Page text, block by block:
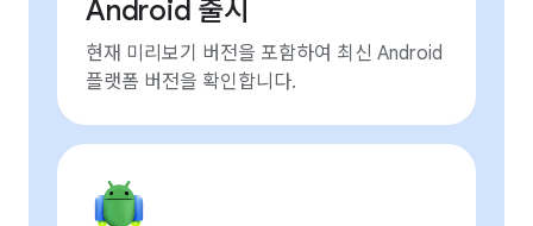
Android 출시
현재 미리보기 버전을 포함하여 최신 Android
플랫폼 버전을 확인합니다.